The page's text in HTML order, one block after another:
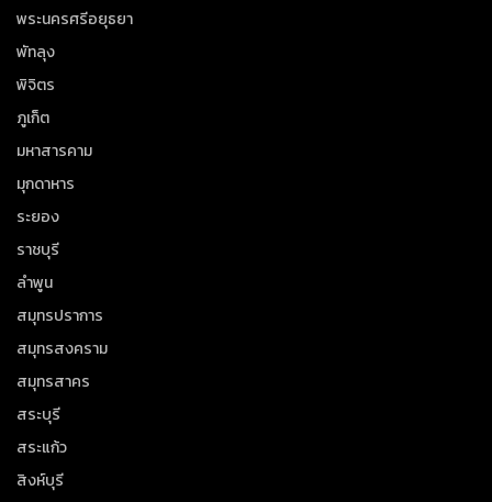
พระนครศรีอยุธยา
พัทลุง
พิจิตร
ภูเก็ต
มหาสารคาม
มุกดาหาร
ระยอง
ราชบุรี
ลำพูน
สมุทรปราการ
สมุทรสงคราม
สมุทรสาคร
สระบุรี
สระแก้ว
สิงห์บุรี